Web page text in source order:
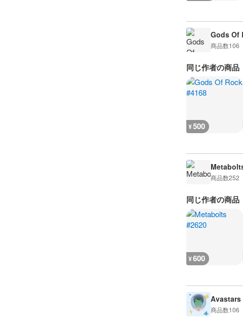
Gods Of
商品数106
同じ作者の商品
¥500
商品数252
同じ作者の商品
¥600
Avastars
商品数106